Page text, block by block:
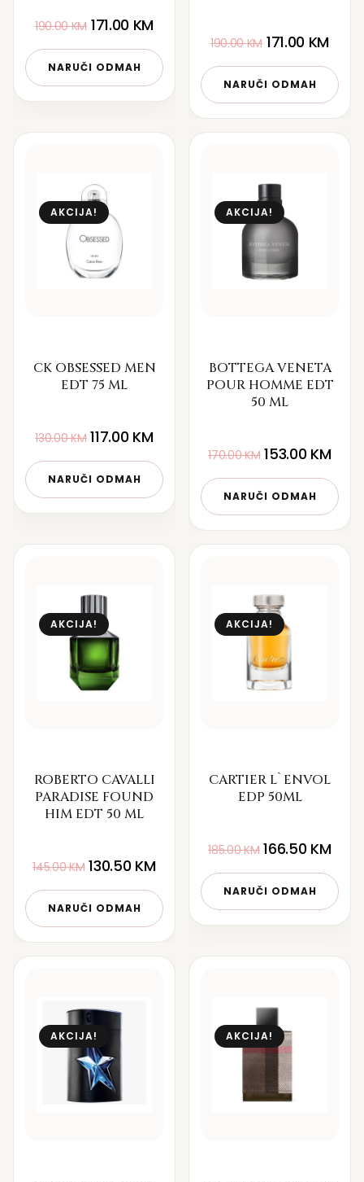
190.00KM 171.00 KM
NARUČI ODMAH
190.00KM 171.00 KM
NARUČI ODMAH
AKCIJA!
CK OBSESSED MEN
EDT 75 ML
130.00KM 117.00 KM
NARUČI ODMAH
AKCIJA!
BOTTEGA VENETA
POUR HOMME EDT
50 ML
170.00KM 153.00 KM
NARUČI ODMAH
AKCIJA!
ROBERTO CAVALLI
PARADISE FOUND
HIM EDT 50 ML
145.00KM 130.50 KM
NARUČI ODMAH
AKCIJA!
CARTIER L`ENVOL
EDP 50ML
185.00KM 166.50 KM
NARUČI ODMAH
AKCIJA! AKCIJA!